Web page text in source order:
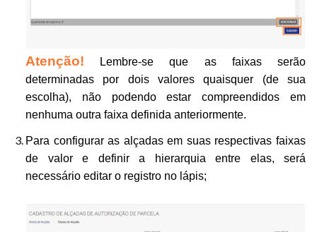
Atenção! Lembre-se que as faixas serão
determinadas por dois valores quaisquer (de sua
escolha), não podendo estar compreendidos em
nenhuma outra faixa definida anteriormente.
Para configurar as alçadas em suas respectivas faixas
de valor e definir a hierarquia entre elas, será
necessário editar o registro no lápis;